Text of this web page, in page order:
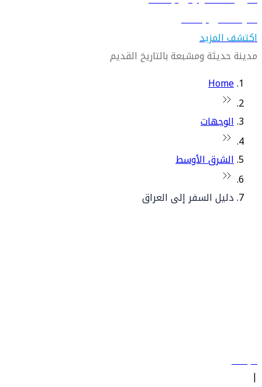
تعرّف على بغداد
اكتشف المزيد
مدينة حديثة ومشبعة بالتاريخ القديم
Home
الوجهات
الشرق الأوسط
دليل السفر إلى العراق
سياساتنا
|